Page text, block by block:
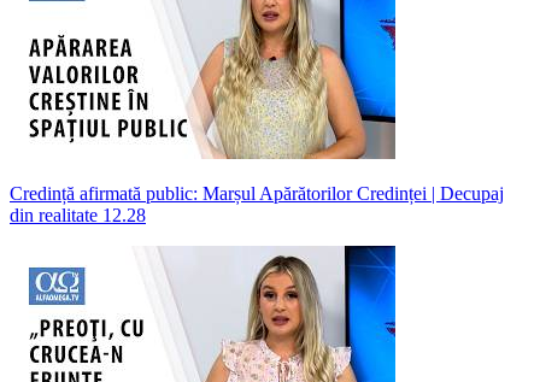
Credință afirmată public: Marșul Apărătorilor Credinței | Decupaj
din realitate 12.28